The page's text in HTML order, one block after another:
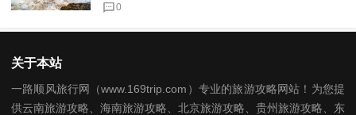
0
关于本站
一路顺风旅行网（www.169trip.com）专业的旅游攻略网站！为您提
供云南旅游攻略、海南旅游攻略、北京旅游攻略、贵州旅游攻略、东